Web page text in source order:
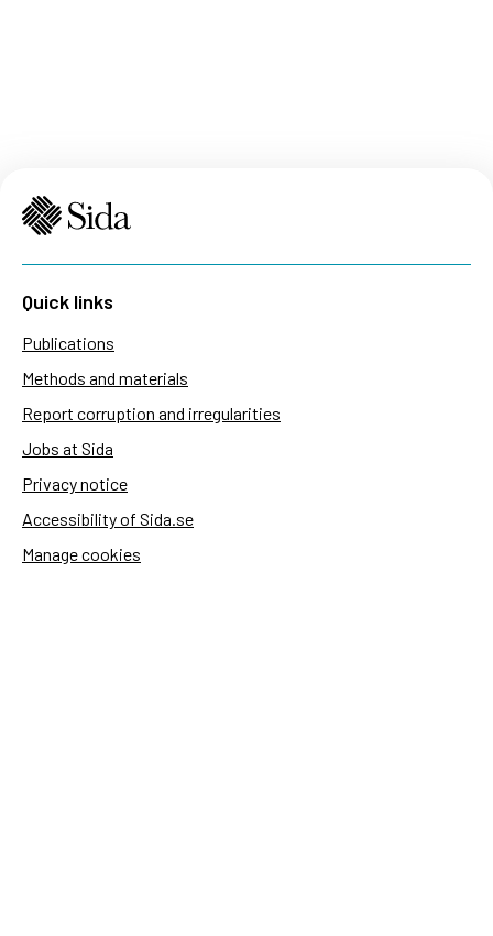
Quick links
Publications
Methods and materials
Report corruption and irregularities
Jobs at Sida
Privacy notice
Accessibility of Sida.se
Manage cookies